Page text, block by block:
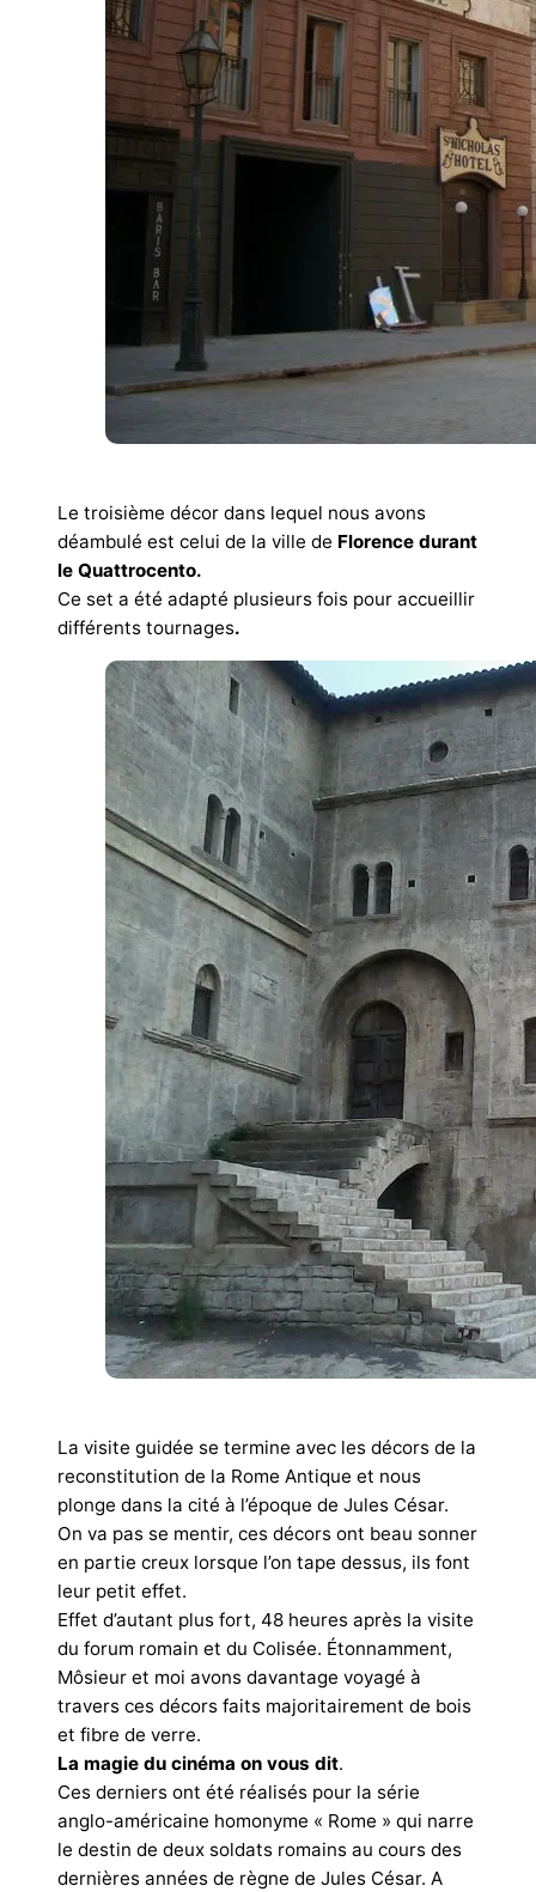
Le troisième décor dans lequel nous avons
déambulé est celui de la ville de Florence durant
le Quattrocento.
Ce set a été adapté plusieurs fois pour accueillir
différents tournages.
La visite guidée se termine avec les décors de la
reconstitution de la Rome Antique et nous
plonge dans la cité à l’époque de Jules César.
On va pas se mentir, ces décors ont beau sonner
en partie creux lorsque l’on tape dessus, ils font
leur petit effet.
Effet d’autant plus fort, 48 heures après la visite
du forum romain et du Colisée. Étonnamment,
Môsieur et moi avons davantage voyagé à
travers ces décors faits majoritairement de bois
et fibre de verre.
La magie du cinéma on vous dit.
Ces derniers ont été réalisés pour la série
anglo-américaine homonyme « Rome » qui narre
le destin de deux soldats romains au cours des
dernières années de règne de Jules César. A